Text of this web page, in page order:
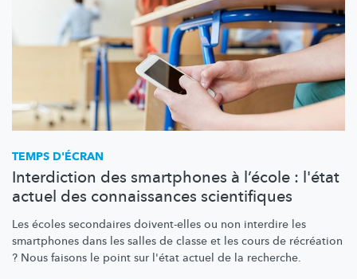
TEMPS D'ÉCRAN
Interdiction des smartphones à l’école : l'état
actuel des connaissances scientifiques
Les écoles secondaires doivent-elles ou non interdire les
smartphones dans les salles de classe et les cours de récréation
? Nous faisons le point sur l'état actuel de la recherche.